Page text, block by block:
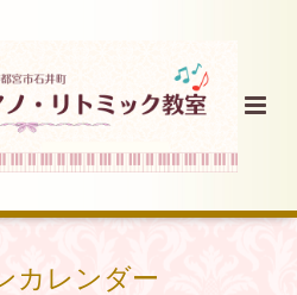
カレンダー